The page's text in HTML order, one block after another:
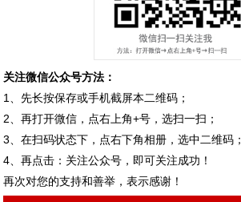
关注微信公众号方法：
1、先长按保存或手机截屏本二维码；
2、再打开微信，点右上角+号，选扫一扫；
3、在扫码状态下，点右下角相册，选中二维码；
4、再点击：关注公众号，即可关注成功！
再次对您的支持和善举，表示感谢！